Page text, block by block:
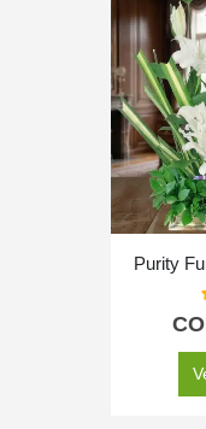
Purity